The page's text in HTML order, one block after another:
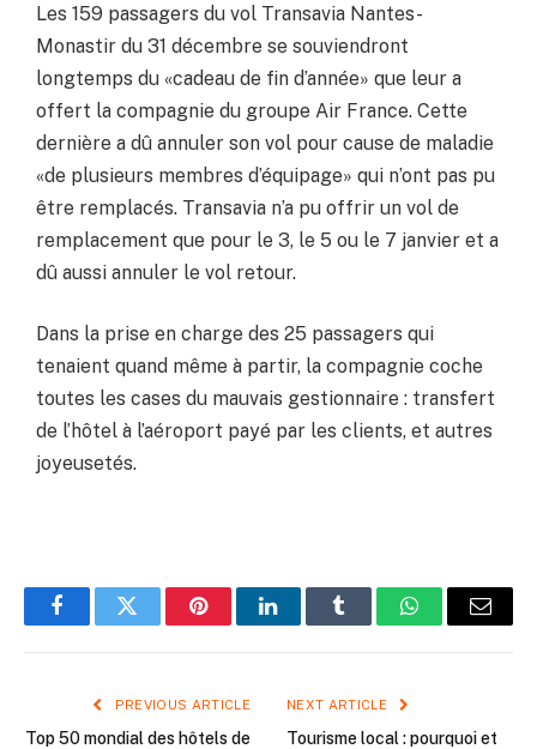
Les 159 passagers du vol Transavia Nantes-
Monastir du 31 décembre se souviendront
longtemps du «cadeau de fin d’année» que leur a
offert la compagnie du groupe Air France. Cette
dernière a dû annuler son vol pour cause de maladie
«de plusieurs membres d’équipage» qui n’ont pas pu
être remplacés. Transavia n’a pu offrir un vol de
remplacement que pour le 3, le 5 ou le 7 janvier et a
dû aussi annuler le vol retour.
Dans la prise en charge des 25 passagers qui
tenaient quand même à partir, la compagnie coche
toutes les cases du mauvais gestionnaire : transfert
de l’hôtel à l’aéroport payé par les clients, et autres
joyeusetés.
FacebookTwitter PinterestLinkedInTumblr WhatsAppEmail
PREVIOUS ARTICLE
Top 50 mondial des hôtels de
NEXT ARTICLE
Tourisme local : pourquoi et